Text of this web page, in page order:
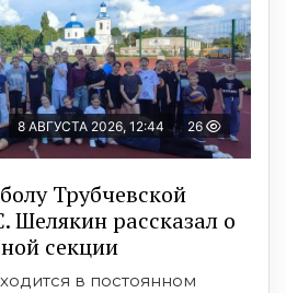
8 АВГУСТА 2026, 12:44 26
Трубчевской
Шелякин рассказал о
секции
в постоянном